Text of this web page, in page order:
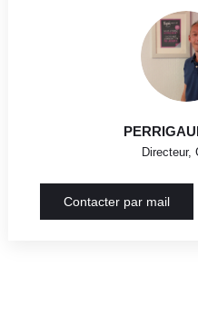
Directeur,
Contacter par mail